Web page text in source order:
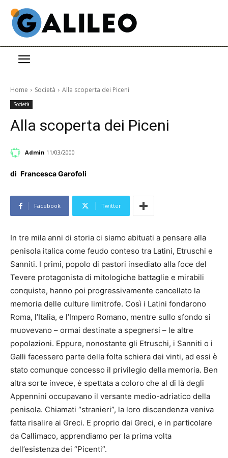
Home Società Alla scoperta dei Piceni
Società
Alla scoperta dei Piceni
Admin 11/03/2000
di Francesca Garofoli
Facebook Twitter
In tre mila anni di storia ci siamo abituati a pensare alla
penisola italica come feudo conteso tra Latini, Etruschi e
Sanniti. I primi, popolo di pastori insediato alla foce del
Tevere protagonista di mitologiche battaglie e mirabili
conquiste, hanno poi progressivamente cancellato la
memoria delle culture limitrofe. Così i Latini fondarono
Roma, l’Italia, e l’Impero Romano, mentre sullo sfondo si
muovevano – ormai destinate a spegnersi – le altre
popolazioni. Eppure, nonostante gli Etruschi, i Sanniti o i
Galli facessero parte della folta schiera dei vinti, ad essi è
stato comunque concesso il privilegio della memoria. Ben
altra sorte invece, è spettata a coloro che al di là degli
Appennini occupavano il versante medio-adriatico della
penisola. Chiamati “stranieri”, la loro discendenza veniva
fatta risalire ai Greci. E proprio dai Greci, e in particolare
da Callimaco, apprendiamo per la prima volta
dell’esistenza dei “Picenti”.